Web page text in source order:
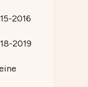
2016
2019